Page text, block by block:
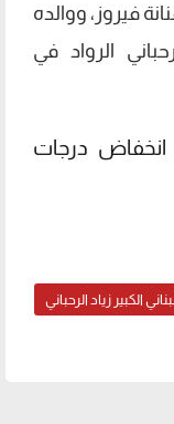
هي الفنانة فيروز، ووالده
الرواد في
انخفاض درجات
الكبير زياد الرحباني